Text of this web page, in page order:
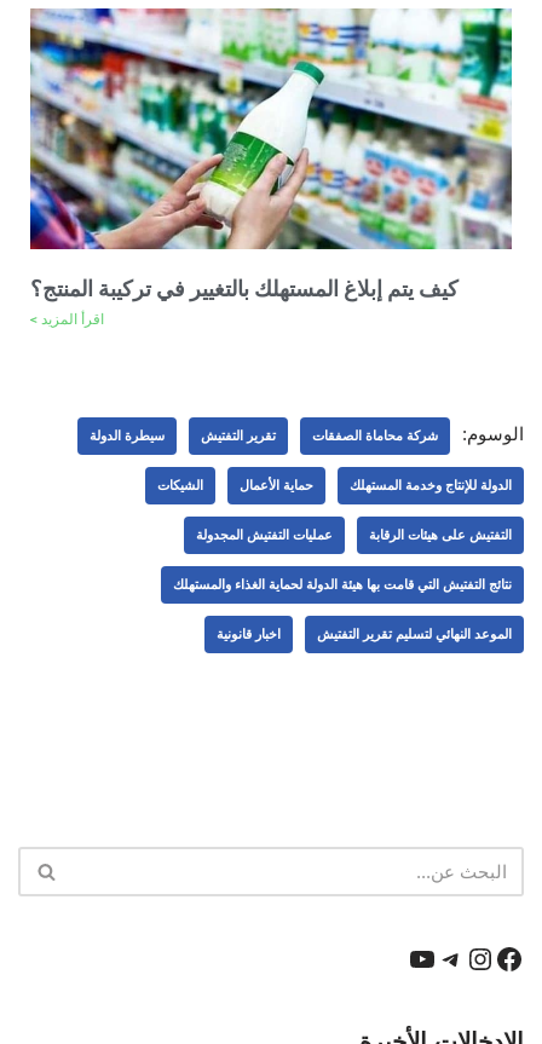
كيف يتم إبلاغ المستهلك بالتغيير في تركيبة المنتج؟
اقرأ المزيد >
الوسوم: شركة محاماة الصفقات تقرير التفتيش سيطرة الدولة
الدولة للإنتاج وخدمة المستهلك حماية الأعمال الشيكات
التفتيش على هيئات الرقابة عمليات التفتيش المجدولة
نتائج التفتيش التي قامت بها هيئة الدولة لحماية الغذاء والمستهلك
الموعد النهائي لتسليم تقرير التفتيش اخبار قانونية